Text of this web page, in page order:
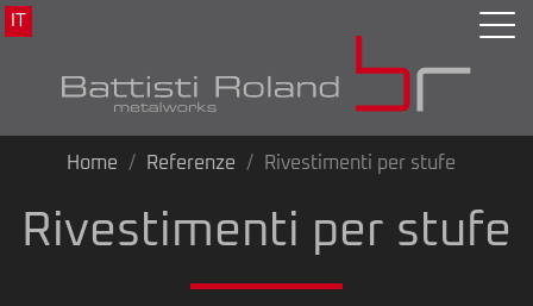
IT
Home Referenze Rivestimenti per stufe
Rivestimenti per stufe